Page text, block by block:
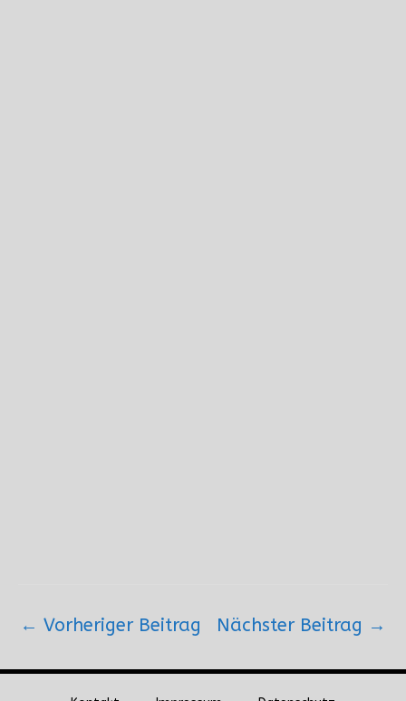
Beitragsnavigation
← Vorheriger Beitrag Nächster Beitrag →